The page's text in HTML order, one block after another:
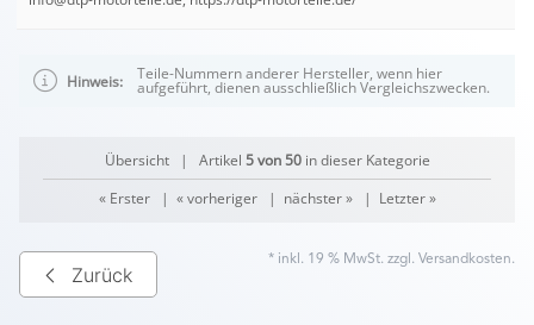
Hinweis: Teile-Nummern anderer Hersteller, wenn hier
aufgeführt, dienen ausschließlich Vergleichszwecken.
Übersicht| Artikel 5 von 50in dieser Kategorie
« Erster| « vorheriger| nächster »| Letzter »
Zurück
* inkl. 19 % MwSt. zzgl. Versandkosten.